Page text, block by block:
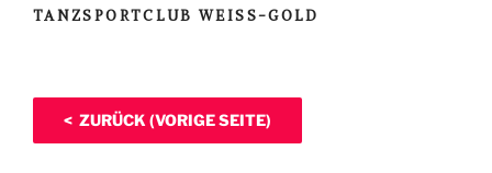
TANZSPORTCLUB WEISS-GOLD